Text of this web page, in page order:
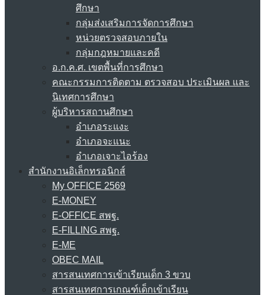
ศึกษา
กลุ่มส่งเสริมการจัดการศึกษา
หน่วยตรวจสอบภายใน
กลุ่มกฎหมายและคดี
อ.ก.ค.ศ. เขตพื้นที่การศึกษา
คณะกรรมการติดตาม ตรวจสอบ ประเมินผล และ
นิเทศการศึกษา
ผู้บริหารสถานศึกษา
อำเภอระแงะ
อำเภอจะแนะ
อำเภอเจาะไอร้อง
สำนักงานอิเล็กทรอนิกส์
My OFFICE 2569
E-MONEY
E-OFFICE สพฐ.
E-FILLING สพฐ.
E-ME
OBEC MAIL
สารสนเทศการเข้าเรียนเด็ก 3 ขวบ
สารสนเทศการเกณฑ์เด็กเข้าเรียน